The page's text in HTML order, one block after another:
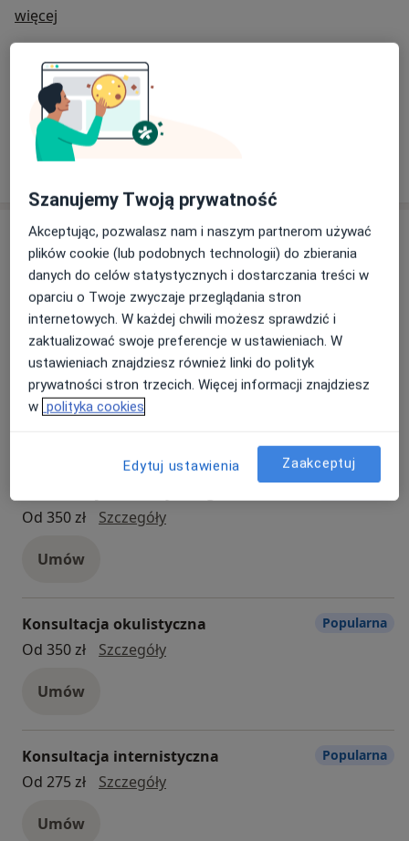
więcej
Nasze specjalizacje
Ginekologia
Usługi
Wszystkie
Konsultacja laryngologiczna
Od 325 zł
Szczegółykonsultacja laryngologiczna
Od 350 zł
SzczegółyKonsultacja endokrynologiczna
Umów
Konsultacja okulistyczna
Od 350 zł
Szczegółykonsultacja okulistyczna
Umów
Popularna
Konsultacja internistyczna
Od 275 zł
Szczegółykonsultacja internistyczna
Umów
Popularna
Szanujemy Twoją prywatność
Akceptując, pozwalasz nam i naszym partnerom używać
plików cookie (lub podobnych technologii) do zbierania
danych do celów statystycznych i dostarczania treści w
oparciu o Twoje zwyczaje przeglądania stron
internetowych. W każdej chwili możesz sprawdzić i
zaktualizować swoje preferencje w ustawieniach. W
ustawieniach znajdziesz również linki do polityk
prywatności stron trzecich. Więcej informacji znajdziesz
w polityka cookies
Edytuj ustawienia Zaakceptuj